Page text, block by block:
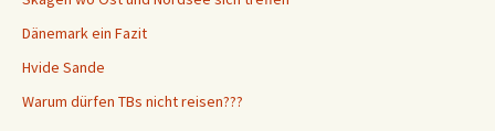
Dänemark ein Fazit
Hvide Sande
Warum dürfen TBs nicht reisen???